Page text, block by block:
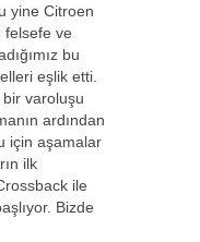
yine Citroen
felsefe ve
bu
eşlik etti.
bir varoluşu
ardından
için aşamalar
ilk
ile
Bizde